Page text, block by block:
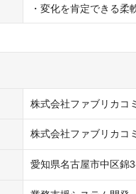
・変化を肯定できる柔
株式会社ファブリカコ
株式会社ファブリカコ
愛知県名古屋市中区錦